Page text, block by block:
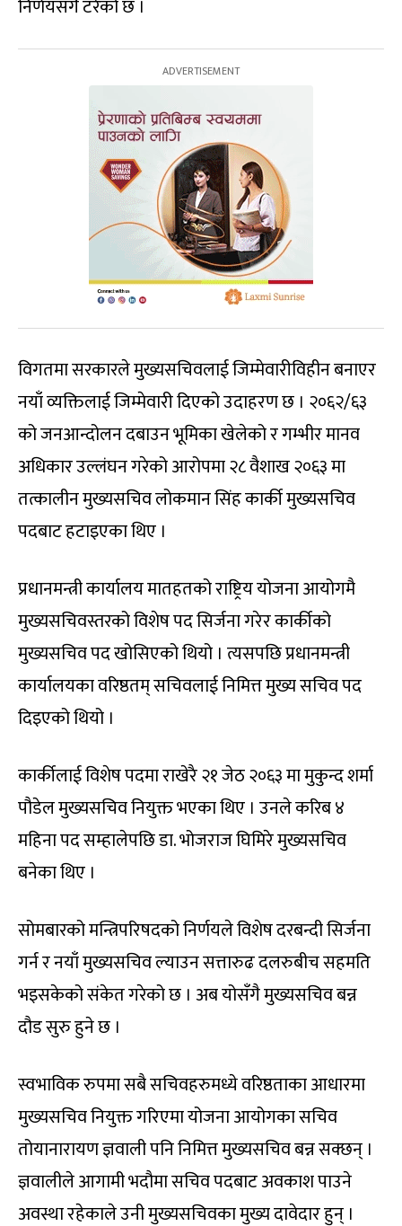
निर्णयसँगै टरेको छ ।
विगतमा सरकारले मुख्यसचिवलाई जिम्मेवारीविहीन बनाएर
नयाँ व्यक्तिलाई जिम्मेवारी दिएको उदाहरण छ । २०६२/६३
को जनआन्दोलन दबाउन भूमिका खेलेको र गम्भीर मानव
अधिकार उल्लंघन गरेको आरोपमा २८ वैशाख २०६३ मा
तत्कालीन मुख्यसचिव लोकमान सिंह कार्की मुख्यसचिव
पदबाट हटाइएका थिए ।
प्रधानमन्त्री कार्यालय मातहतको राष्ट्रिय योजना आयोगमै
मुख्यसचिवस्तरको विशेष पद सिर्जना गरेर कार्कीको
मुख्यसचिव पद खोसिएको थियो । त्यसपछि प्रधानमन्त्री
कार्यालयका वरिष्ठतम् सचिवलाई निमित्त मुख्य सचिव पद
दिइएको थियो ।
कार्कीलाई विशेष पदमा राखेरै २१ जेठ २०६३ मा मुकुन्द शर्मा
पौडेल मुख्यसचिव नियुक्त भएका थिए । उनले करिब ४
महिना पद सम्हालेपछि डा. भोजराज घिमिरे मुख्यसचिव
बनेका थिए ।
सोमबारको मन्त्रिपरिषदको निर्णयले विशेष दरबन्दी सिर्जना
गर्न र नयाँ मुख्यसचिव ल्याउन सत्तारुढ दलरुबीच सहमति
भइसकेको संकेत गरेको छ । अब योसँगै मुख्यसचिव बन्न
दौड सुरु हुने छ ।
स्वभाविक रुपमा सबै सचिवहरुमध्ये वरिष्ठताका आधारमा
मुख्यसचिव नियुक्त गरिएमा योजना आयोगका सचिव
तोयानारायण ज्ञवाली पनि निमित्त मुख्यसचिव बन्न सक्छन् ।
ज्ञवालीले आगामी भदौमा सचिव पदबाट अवकाश पाउने
अवस्था रहेकाले उनी मुख्यसचिवका मुख्य दावेदार हुन् ।